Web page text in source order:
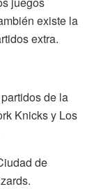
existe la
extra.
de la
Knicks y Los
de